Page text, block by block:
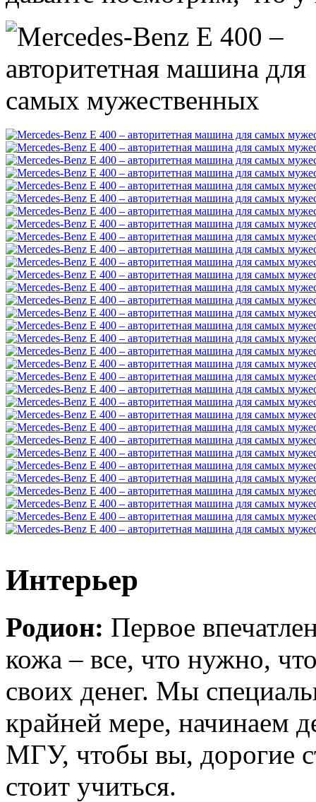
Интерьер
Родион: Первое
кожа – все, что нужно,
своих денег. Мы
крайней мере, начинаем
МГУ, чтобы вы, дорогие
стоит учиться.